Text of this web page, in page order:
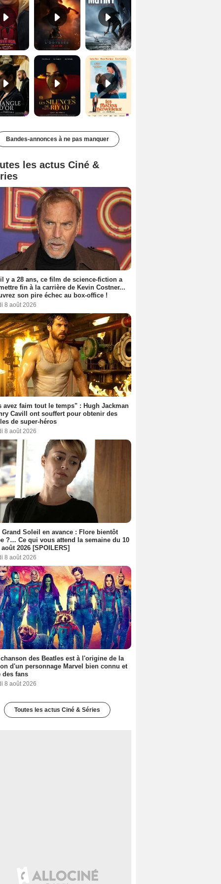
Robson
4 films
Victor Fleming
3 films
Les Silences de Riyad Bande-annonce VO STFR Les Matins merveilleux Bande-annonce VF
Bandes-annonces à ne pas manquer
les actus Ciné &
y a 28 ans, ce film de science-fiction a
fin à la carrière de Kevin Costner...
son pire échec au box-office !
8 août 2026
avez faim tout le temps" : Hugh Jackman
Cavill ont souffert pour obtenir des
de super-héros
8 août 2026
Grand Soleil en avance : Flore bientôt
?… Ce qui vous attend la semaine du 10
2026 [SPOILERS]
8 août 2026
chanson des Beatles est à l'origine de la
d'un personnage Marvel bien connu et
des fans
8 août 2026
Toutes les actus Ciné & Séries